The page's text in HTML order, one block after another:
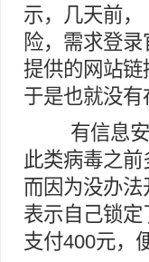
示，几天前
险，需求登
提供的网站
于是也就没有
有信息安
此类病毒之
而因为没办
表示自己锁
支付400元，